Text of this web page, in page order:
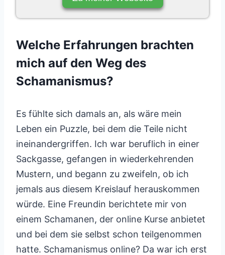
Welche Erfahrungen brachten
mich auf den Weg des
Schamanismus?
Es fühlte sich damals an, als wäre mein
Leben ein Puzzle, bei dem die Teile nicht
ineinandergriffen. Ich war beruflich in einer
Sackgasse, gefangen in wiederkehrenden
Mustern, und begann zu zweifeln, ob ich
jemals aus diesem Kreislauf herauskommen
würde. Eine Freundin berichtete mir von
einem Schamanen, der online Kurse anbietet
und bei dem sie selbst schon teilgenommen
hatte. Schamanismus online? Da war ich erst